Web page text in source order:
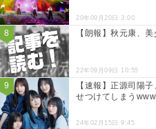
20年09月20日 3:00
【朗報】秋元康、
22年09月09日 10:55
【速報】正源司陽
せつけてしまう
24年02月15日 9:45